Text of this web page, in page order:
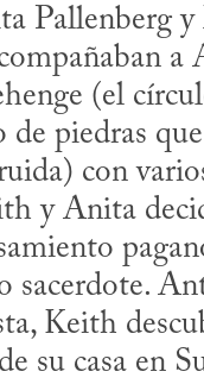
Pallenberg
a
(el
de piedras
con
y Anita
sacerdote.
Keith
su casa en